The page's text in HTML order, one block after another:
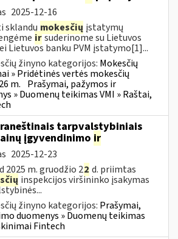
2025-12-16
sklandų mokesčių įstatymų
irsuderinome su Lietuvos
Lietuvos banku PVM įstatymo[1]...
žinyno kategorijos: Mokesčių
» Pridėtinės vertės mokesčių
m. Prašymai, pažymos ir
» Duomenų teikimas VMI » Raštai,
tarpvalstybiniais
įgyvendinimo ir
2025-12-23
2025 m. gruodžio 22 d. priimtas
inspekcijos viršininko įsakymas
žinyno kategorijos: Prašymai,
duomenys » Duomenų teikimas
Fintech